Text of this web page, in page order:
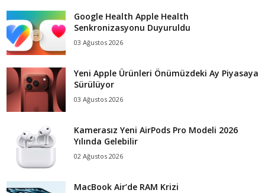
Google Health Apple Health
Senkronizasyonu Duyuruldu
03 Ağustos 2026
Yeni Apple Ürünleri Önümüzdeki Ay Piyasaya
Sürülüyor
03 Ağustos 2026
Kamerasız Yeni AirPods Pro Modeli 2026
Yılında Gelebilir
02 Ağustos 2026
MacBook Air’de RAM Krizi